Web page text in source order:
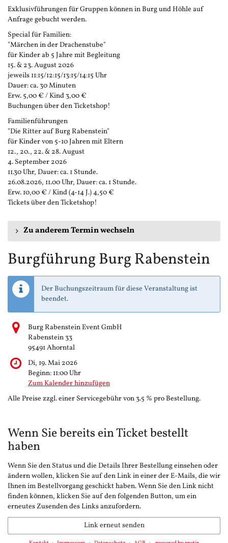
Exklusivführungen für Gruppen können in Burg und Höhle auf
Anfrage gebucht werden.
Special für Familien:
"Märchen in der Drachenstube"
für Kinder ab 5 Jahre mit Begleitung
15. & 23. August 2026
jeweils 11:15/12:15/13:15/14:15 Uhr
Dauer: ca. 30 Minuten
Erw. 5,00 € / Kind 3,00 €
Buchungen über den Ticketshop!
Familienführungen
"Die Ritter auf Burg Rabenstein"
für Kinder von 5-10 Jahren mit Eltern
12., 20., 22. & 28. August
4. September 2026
11.30 Uhr, Dauer: ca. 1 Stunde.
26.08.2026, 11.00 Uhr, Dauer: ca. 1 Stunde.
Erw. 10,00 € / Kind (4-14 J.) 4,50 €
Tickets über den Ticketshop!
Zu anderem Termin wechseln
Burgführung Burg Rabenstein
Der Buchungszeitraum für diese Veranstaltung ist
beendet.
Burg Rabenstein Event GmbH
Rabenstein 33
95491 Ahorntal
Di, 19. Mai 2026
Beginn: 11:00Uhr
Zum Kalender hinzufügen
Alle Preise zzgl. einer Servicegebühr von 3.5 % pro Bestellung.
Wenn Sie bereits ein Ticket bestellt
haben
Wenn Sie den Status und die Details Ihrer Bestellung einsehen oder
ändern wollen, klicken Sie auf den Link in einer der E-Mails, die wir
Ihnen im Bestellvorgang geschickt haben. Wenn Sie den Link nicht
finden können, klicken Sie auf den folgenden Button, um ein
erneutes Zusenden des Links anzufordern.
Link erneut senden